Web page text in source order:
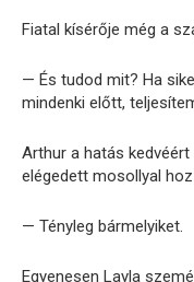
Fiatal kísérője még a
— És tudod mit? Ha
mindenki előtt,
Arthur a hatás
elégedett mosollyal
— Tényleg bármelyiket.
Egyenesen Layla